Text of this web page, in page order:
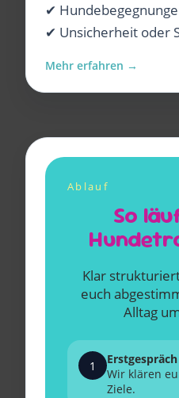
✔
✔ Unsicherheit oder
Mehr erfahren →
Ablauf
So
Klar
euch
Alltag
1
Erstgespräch
Wir klären
Ziele.